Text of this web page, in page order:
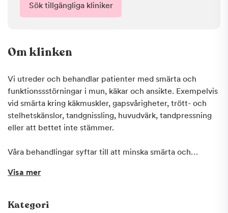
Sök tillgängliga kliniker
Om klinken
Vi utreder och behandlar patienter med smärta och
funktionssstörningar i mun, käkar och ansikte. Exempelvis
vid smärta kring käkmuskler, gapsvårigheter, trött- och
stelhetskänslor, tandgnissling, huvudvärk, tandpressning
eller att bettet inte stämmer.
Våra behandlingar syftar till att minska smärta och
beteenden, minska belastningen exempelvis med hjälp av
Visa mer
Kategori